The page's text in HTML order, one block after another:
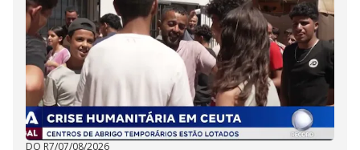
DO R7/07/08/2026